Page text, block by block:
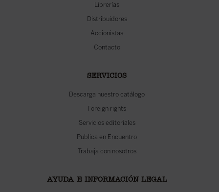
Librerías
Distribuidores
Accionistas
Contacto
SERVICIOS
Descarga nuestro catálogo
Foreign rights
Servicios editoriales
Publica en Encuentro
Trabaja con nosotros
AYUDA E INFORMACIÓN LEGAL